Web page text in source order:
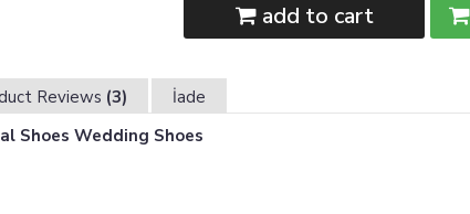
add to cart
Reviews (3)
İade
Shoes Wedding Shoes